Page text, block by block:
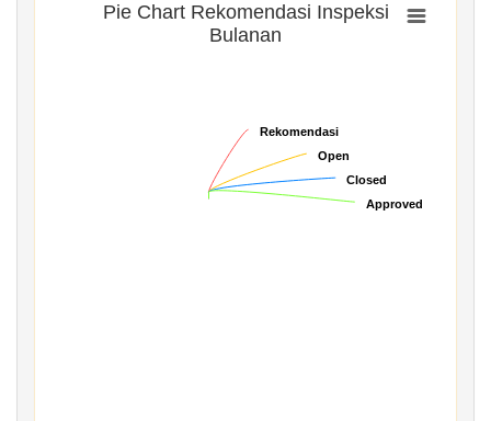
Pie Chart Rekomendasi Inspeksi
Bulanan
Rekomendasi
Rekomendasi
Open
Open
Closed
Closed
Approved
Approved